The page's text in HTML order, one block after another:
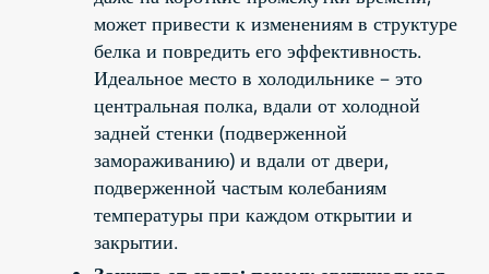
может привести к изменениям в структуре
белка и повредить его эффективность.
Идеальное место в холодильнике – это
центральная полка, вдали от холодной
задней стенки (подверженной
замораживанию) и вдали от двери,
подверженной частым колебаниям
температуры при каждом открытии и
закрытии.